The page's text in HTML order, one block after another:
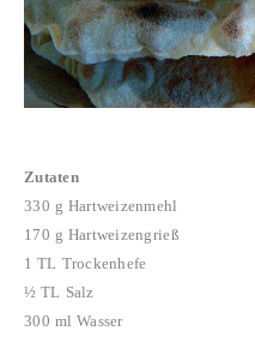
Zutaten
330 g Hartweizenmehl
170 g Hartweizengrieß
1 TL Trockenhefe
½ TL Salz
300 ml Wasser